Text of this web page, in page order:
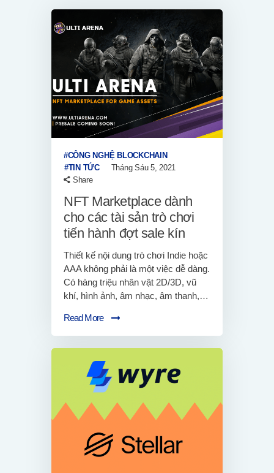
CÔNG NGHỆ BLOCKCHAIN
TIN TỨC
Tháng Sáu 5, 2021
Share
NFT Marketplace dành
cho các tài sản trò chơi
tiến hành đợt sale kín
Thiết kế nội dung trò chơi Indie hoặc
AAA không phải là một việc dễ dàng.
Có hàng triệu nhân vật 2D/3D, vũ
khí, hình ảnh, âm nhạc, âm thanh,…
Read More